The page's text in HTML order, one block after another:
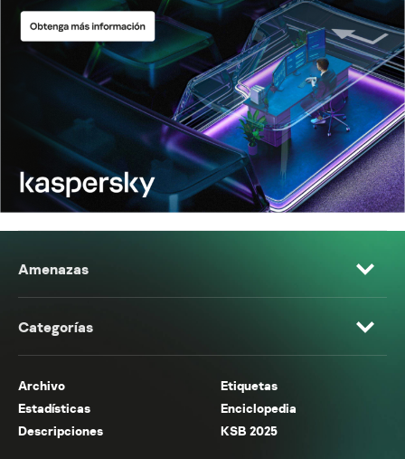
Amenazas
Categorías
Archivo
Etiquetas
Estadísticas
Enciclopedia
Descripciones
KSB 2025